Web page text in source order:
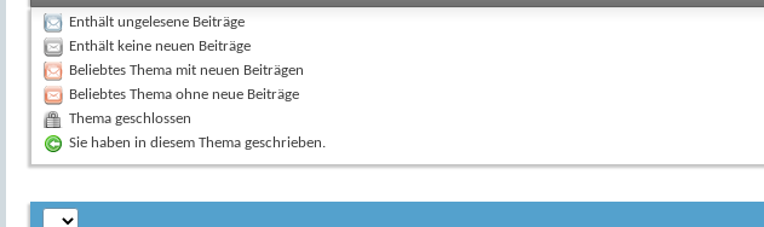
Enthält ungelesene Beiträge
Enthält keine neuen Beiträge
Beliebtes Thema mit neuen Beiträgen
Beliebtes Thema ohne neue Beiträge
Thema geschlossen
Sie haben in diesem Thema geschrieben.